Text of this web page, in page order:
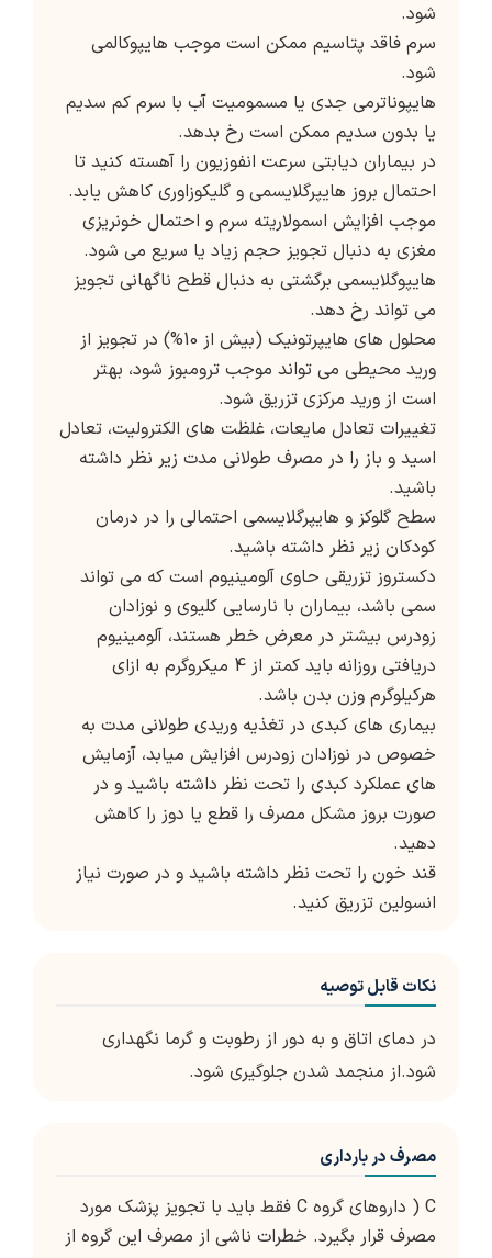
شود.
سرم فاقد پتاسیم ممکن است موجب هایپوکالمی
شود.
هایپوناترمی جدی یا مسمومیت آب با سرم کم سدیم
یا بدون سدیم ممکن است رخ بدهد.
در بیماران دیابتی سرعت انفوزیون را آهسته کنید تا
احتمال بروز هایپرگلایسمی و گلیکوزاوری کاهش یابد.
موجب افزایش اسمولاریته سرم و احتمال خونریزی
مغزی به دنبال تجویز حجم زیاد یا سریع می شود.
هایپوگلایسمی برگشتی به دنبال قطح ناگهانی تجویز
می تواند رخ دهد.
محلول های هایپرتونیک (بیش از 10%) در تجویز از
ورید محیطی می تواند موجب ترومبوز شود، بهتر
است از ورید مرکزی تزریق شود.
تغییرات تعادل مایعات، غلظت های الکترولیت، تعادل
اسید و باز را در مصرف طولانی مدت زیر نظر داشته
باشید.
سطح گلوکز و هایپرگلایسمی احتمالی را در درمان
کودکان زیر نظر داشته باشید.
دکستروز تزریقی حاوی آلومینیوم است که می تواند
سمی باشد، بیماران با نارسایی کلیوی و نوزادان
زودرس بیشتر در معرض خطر هستند، آلومینیوم
دریافتی روزانه باید کمتر از 4 میکروگرم به ازای
هرکیلوگرم وزن بدن باشد.
بیماری های کبدی در تغذیه وریدی طولانی مدت به
خصوص در نوزادان زودرس افزایش میابد، آزمایش
های عملکرد کبدی را تحت نظر داشته باشید و در
صورت بروز مشکل مصرف را قطع یا دوز را کاهش
دهید.
قند خون را تحت نظر داشته باشید و در صورت نیاز
انسولین تزریق کنید.
نکات قابل توصیه
در دمای اتاق و به دور از رطوبت و گرما نگهداری
شود.از منجمد شدن جلوگیری شود.
مصرف در بارداری
C ( داروهای گروه C فقط باید با تجویز پزشک مورد
مصرف قرار بگیرد. خطرات ناشی از مصرف این گروه از